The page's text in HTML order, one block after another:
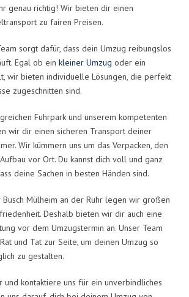
genau richtig! Wir bieten dir einen
zu fairen Preisen.
sorgt dafür, dass dein Umzug reibungslos
Egal ob ein kleiner Umzug oder ein
wir bieten individuelle Lösungen, die perfekt
zugeschnitten sind.
Fuhrpark und unserem kompetenten
wir dir einen sicheren Transport deiner
Wir kümmern uns um das Verpacken, den
vor Ort. Du kannst dich voll und ganz
deine Sachen in besten Händen sind.
Busch Mülheim an der Ruhr legen wir großen
Deshalb bieten wir dir auch eine
vor dem Umzugstermin an. Unser Team
und Tat zur Seite, um deinen Umzug so
zu gestalten.
und kontaktiere uns für ein unverbindliches